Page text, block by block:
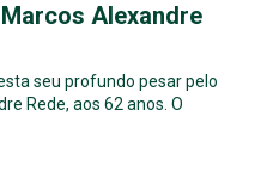
Alexandre
seu profundo pesar pelo
Rede, aos 62 anos. O